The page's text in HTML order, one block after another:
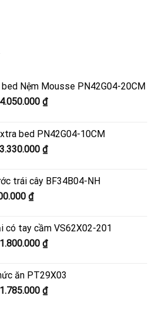
Nệm Mousse PN42G04-20CM
Giá
₫.
4.050.000 ₫Giá
là:
4.050.000 ₫.
bed PN42G04-10CM
Giá
₫.
3.330.000 ₫Giá
là:
trái cây BF34B04-NH
₫.
₫Giá
là:
600.000 ₫.
có tay cầm VS62X02-201
Giá
₫.
1.800.000 ₫Giá
là:
1.800.000 ₫.
ăn PT29X03
Giá
1.785.000 ₫Giá